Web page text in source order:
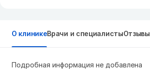
О клиникеВрачи и специалистыОтзывы
Подробная информация не добавлена